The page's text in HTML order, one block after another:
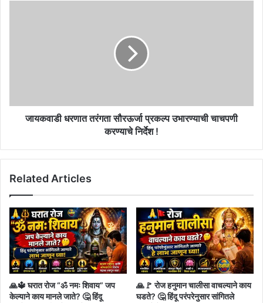
निर्देश
जायकवाडी धरणात तरंगता सौरऊर्जा प्रकल्प उभारण्याची चाचपणी
करण्याचे निर्देश !
Related Articles
🙏🔱 घरात रोज “ॐ नमः शिवाय” जप
केल्याने काय मानले जाते? 🤔 हिंदू
🙏🚩 रोज हनुमान चालीसा वाचल्याने काय
घडते? 🤔 हिंदू परंपरेनुसार सांगितले